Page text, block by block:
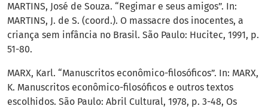
MARTINS, José de Souza. “Regimar e seus amigos”. In:
MARTINS, J. de S. (coord.). O massacre dos inocentes, a
criança sem infância no Brasil. São Paulo: Hucitec, 1991, p.
51-80.
MARX, Karl. “Manuscritos econômico-filosóficos”. In: MARX,
K. Manuscritos econômico-filosóficos e outros textos
escolhidos. São Paulo: Abril Cultural, 1978, p. 3-48, Os